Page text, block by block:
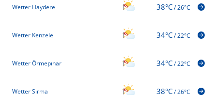
Wetter Haydere 38°C/26°C
Wetter Kenzele 34°C/22°C
Wetter Örmepınar 34°C/22°C
Wetter Sırma 38°C/26°C